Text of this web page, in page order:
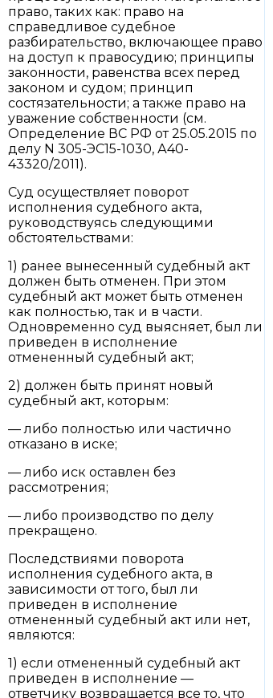
право, таких как: право на
справедливое судебное
разбирательство, включающее право
на доступ к правосудию; принципы
законности, равенства всех перед
законом и судом; принцип
состязательности; а также право на
уважение собственности (см.
Определение ВС РФ от 25.05.2015 по
делу N 305-ЭС15-1030, А40-
43320/2011).
Суд осуществляет поворот
исполнения судебного акта,
руководствуясь следующими
обстоятельствами:
1) ранее вынесенный судебный акт
должен быть отменен. При этом
судебный акт может быть отменен
как полностью, так и в части.
Одновременно суд выясняет, был ли
приведен в исполнение
отмененный судебный акт;
2) должен быть принят новый
судебный акт, которым:
— либо полностью или частично
отказано в иске;
— либо иск оставлен без
рассмотрения;
— либо производство по делу
прекращено.
Последствиями поворота
исполнения судебного акта, в
зависимости от того, был ли
приведен в исполнение
отмененный судебный акт или нет,
являются:
1) если отмененный судебный акт
приведен в исполнение —
ответчику возвращается все то, что